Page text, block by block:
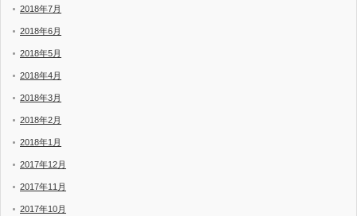
2018年7月
2018年6月
2018年5月
2018年4月
2018年3月
2018年2月
2018年1月
2017年12月
2017年11月
2017年10月